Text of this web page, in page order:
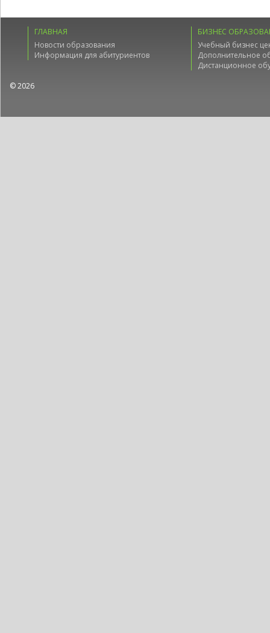
ГЛАВНАЯ
Новости образования
Информация для абитуриентов
БИЗНЕС
Учебный бизнес
Дополнительное
Дистанционное
© 2026